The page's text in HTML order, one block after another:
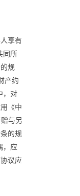
享有
同所
规
产约
，对
《中
与另
的规
，应
议应